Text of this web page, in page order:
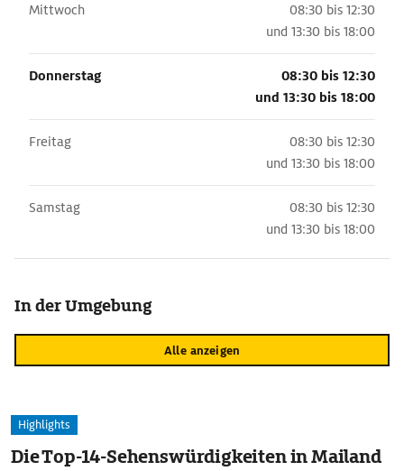
Mittwoch
08:30 bis 12:30
und 13:30 bis 18:00
Donnerstag
08:30 bis 12:30
und 13:30 bis 18:00
Freitag
08:30 bis 12:30
und 13:30 bis 18:00
Samstag
08:30 bis 12:30
und 13:30 bis 18:00
In der Umgebung
Alle anzeigen
Highlights
Die Top-14-Sehenswürdigkeiten in Mailand